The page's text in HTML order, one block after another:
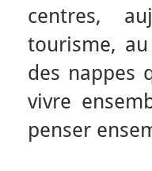
centres,
tourisme,
des nappes
vivre
penser